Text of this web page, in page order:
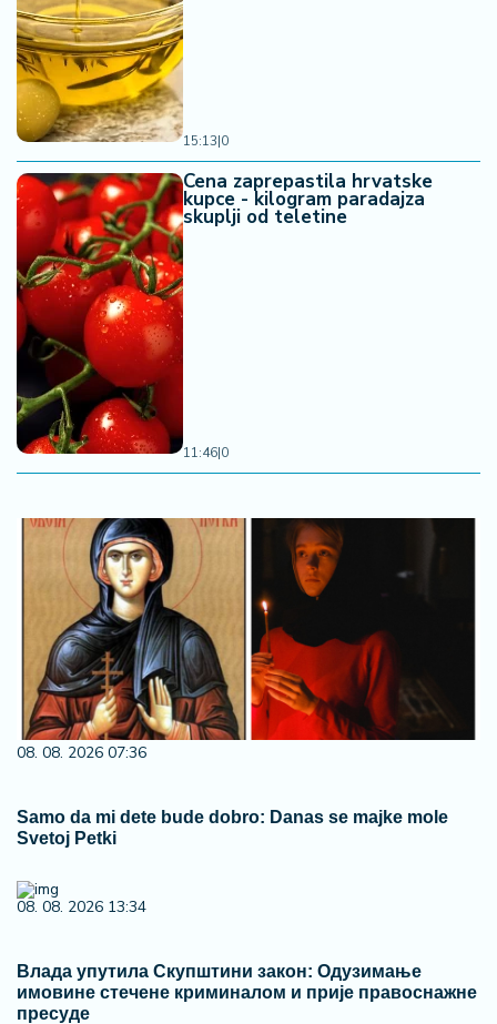
15:13|0
Cena zaprepastila hrvatske
kupce - kilogram paradajza
skuplji od teletine
11:46|0
08. 08. 2026 07:36
Samo da mi dete bude dobro: Danas se majke mole
Svetoj Petki
08. 08. 2026 13:34
Влада упутила Скупштини закон: Одузимање
имовине стечене криминалом и прије правоснажне
пресуде